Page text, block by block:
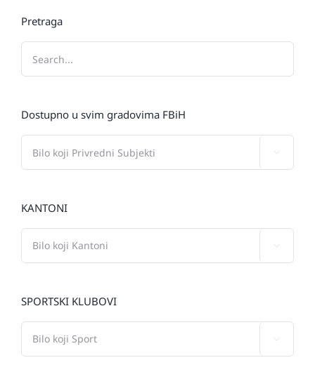
Pretraga
Dostupno u svim gradovima FBiH
KANTONI
SPORTSKI KLUBOVI